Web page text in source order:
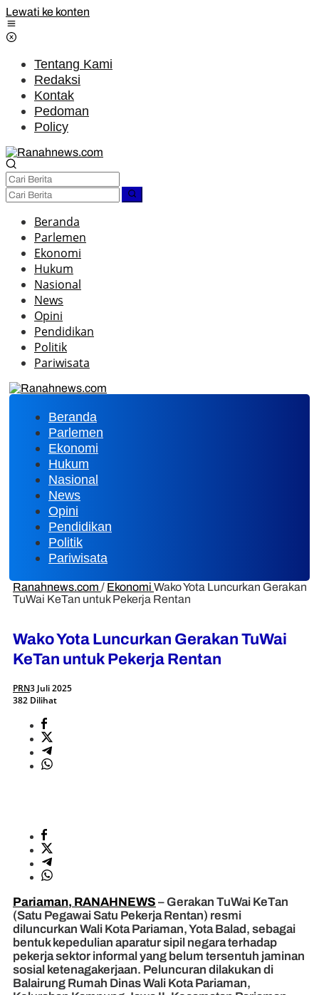
Lewati ke konten
Tentang Kami
Redaksi
Kontak
Pedoman
Policy
Beranda
Parlemen
Ekonomi
Hukum
Nasional
News
Opini
Pendidikan
Politik
Pariwisata
Beranda
Parlemen
Ekonomi
Hukum
Nasional
News
Opini
Pendidikan
Politik
Pariwisata
Ranahnews.com / Ekonomi Wako Yota Luncurkan Gerakan
TuWai KeTan untuk Pekerja Rentan
Wako Yota Luncurkan Gerakan TuWai
KeTan untuk Pekerja Rentan
PRN3 Juli 2025
382 Dilihat
Pariaman, RANAHNEWS – Gerakan TuWai KeTan
(Satu Pegawai Satu Pekerja Rentan) resmi
diluncurkan Wali Kota Pariaman, Yota Balad, sebagai
bentuk kepedulian aparatur sipil negara terhadap
pekerja sektor informal yang belum tersentuh jaminan
sosial ketenagakerjaan. Peluncuran dilakukan di
Balairung Rumah Dinas Wali Kota Pariaman,